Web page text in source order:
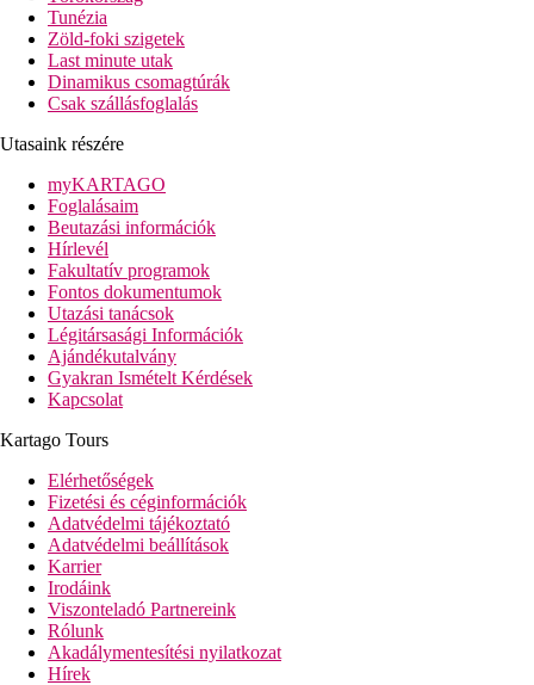
Tunézia
Zöld-foki szigetek
Last minute utak
Dinamikus csomagtúrák
Csak szállásfoglalás
Utasaink részére
myKARTAGO
Foglalásaim
Beutazási információk
Hírlevél
Fakultatív programok
Fontos dokumentumok
Utazási tanácsok
Légitársasági Információk
Ajándékutalvány
Gyakran Ismételt Kérdések
Kapcsolat
Kartago Tours
Elérhetőségek
Fizetési és céginformációk
Adatvédelmi tájékoztató
Adatvédelmi beállítások
Karrier
Irodáink
Viszonteladó Partnereink
Rólunk
Akadálymentesítési nyilatkozat
Hírek